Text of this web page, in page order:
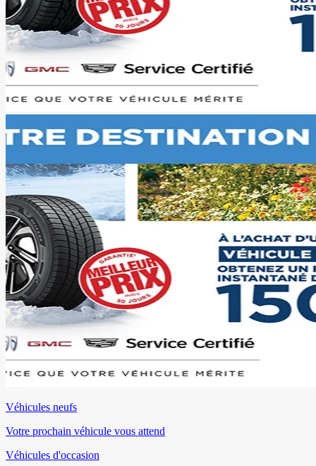
Véhicules neufs
Votre prochain véhicule vous attend
Véhicules d'occasion